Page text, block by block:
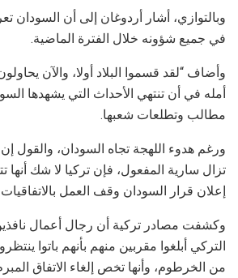
وبالتوازي، أشار أردوغان إلى أن السودان
في جميع شؤونه خلال الفترة الماضية.
وأضاف “لقد قسموا البلاد أولا، والآن
أمله في أن تنتهي الأحداث التي يشهدها
مطالب وتطلعات شعبها.
ورغم هدوء اللهجة تجاه السودان، والقول إن
تزال سارية المفعول، فإن تركيا لا شك
إعلان قرار السودان وقف العمل
وكشفت مصادر تركية أن رجال أعمال
التركي أبلغوا مقربين منهم بأنهم باتوا
من الخرطوم، وأنها تخص إلغاء الاتفاق